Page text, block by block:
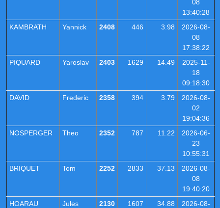
08
13:40:28
KAMBRATH
Yannick 2408 446 3.98
2026-08-
08
17:38:22
PIQUARD
Yaroslav 2403 1629 14.49
2025-11-
18
09:18:30
DAVID
Frederic 2358 394 3.79
2026-08-
02
19:04:36
NOSPERGER
Theo 2352 787 11.22
2026-06-
23
10:55:31
BRIQUET
Tom 2252 2833 37.13
2026-08-
08
19:40:20
HOARAU
Jules 2130 1607 34.88
2026-08-